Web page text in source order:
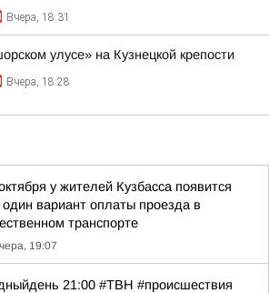
Вчера, 18:31
улусе» на Кузнецкой крепости
Вчера, 18:28
у жителей Кузбасса появится
вариант оплаты проезда в
транспорте
19:07
21:00 #ТВН #происшествия